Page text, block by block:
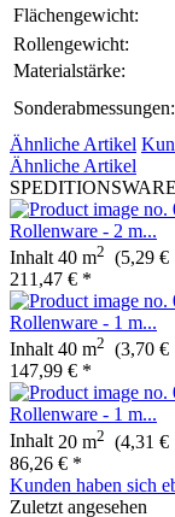
Flächengewicht:
Rollengewicht:
Materialstärke:
Sonderabmessungen:
Ähnliche Artikel
Ähnliche Artikel
SPEDITIONSWARE
Rollenware - 2 m...
Inhalt 40 m2 (5,29
211,47 € *
Rollenware - 1 m...
Inhalt40 m2 (3,70
147,99 € *
Rollenware - 1 m...
Inhalt 20 m2 (4,31
86,26 € *
Kunden haben sich
Zuletzt angesehen